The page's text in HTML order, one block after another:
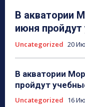
В акватории
июня
Uncategorized 20
В акватории
пройдут
Uncategorized 16